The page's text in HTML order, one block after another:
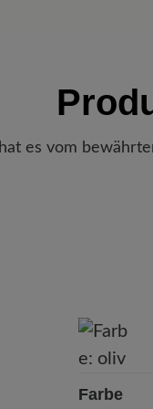
es vom
Farbe